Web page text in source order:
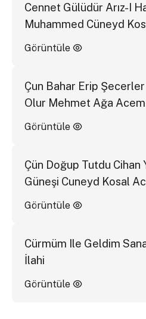
Cennet Gülüdür Arız-I
Muhammed Cüneyd
Görüntüle
Çun Bahar Erip
Olur Mehmet Ağa
Görüntüle
Çün Doğup Tutdu Cihan
Güneşi Cuneyd Kosal
Görüntüle
Cürmüm Ile Geldim
İlahi
Görüntüle